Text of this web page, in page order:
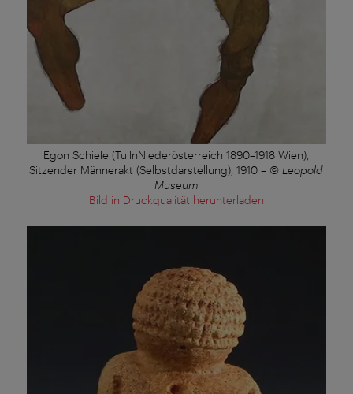
Egon Schiele (TullnNiederösterreich 1890–1918 Wien),
Sitzender Männerakt (Selbstdarstellung), 1910 – © Leopold
Museum
Bild in Druckqualität herunterladen